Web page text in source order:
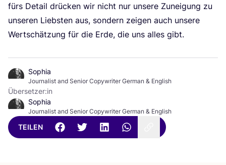
fürs Detail drü­cken wir nicht nur unse­re Zunei­gung zu
unse­ren Liebs­ten aus, son­dern zei­gen auch unse­re
Wert­schät­zung für die Erde, die uns alles gibt.
Sophia
Journalist and Senior Copywriter German & English
Übersetzer:in
Sophia
Journalist and Senior Copywriter German & English
TEILEN